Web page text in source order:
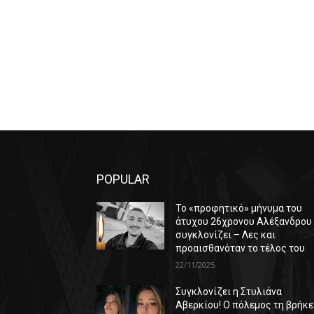
POPULAR
Το «προφητικό» μήνυμα του
άτυχου 26χρονου Αλέξανδρου
συγκλονίζει – Λες και
προαισθανόταν το τέλος του
22/11/2025
Συγκλονίζει η Στυλιάνα
Αβερκίου! Ο πόλεμος τη βρήκε